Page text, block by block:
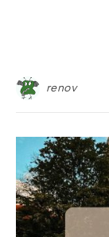
renov